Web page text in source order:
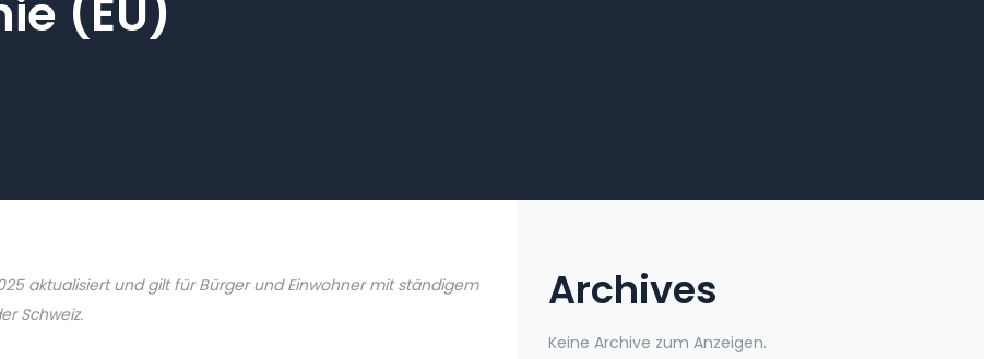
(EU)
aktualisiert und gilt für Bürger und Einwohner mit ständigem
Schweiz.
Archives
Keine Archive zum Anzeigen.